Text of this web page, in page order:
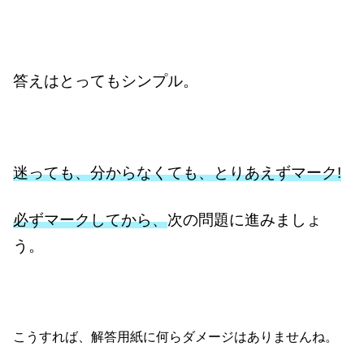
答えはとってもシンプル。
迷っても、分からなくても、とりあえずマーク!
必ずマークしてから、次の問題に進みましょ
う。
こうすれば、解答用紙に何らダメージはありませんね。